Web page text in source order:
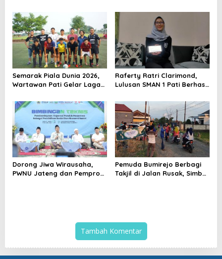
Bekerja hingga ke Jepang
Ahmad Mutamakkin
Semarak Piala Dunia 2026,
Wartawan Pati Gelar Laga
Raferty Ratri Clarimond,
Lulusan SMAN 1 Pati Berhasil
Ternama Kanada
Dorong Jiwa Wirausaha,
PWNU Jateng dan Pemprov
Pemuda Bumirejo Berbagi
Takjil di Jalan Rusak, Simbol
Tambah Komentar